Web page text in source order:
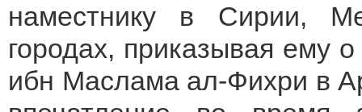
наместнику в Сирии,
городах, приказывая ему
ибн Маслама ал-Фихри в